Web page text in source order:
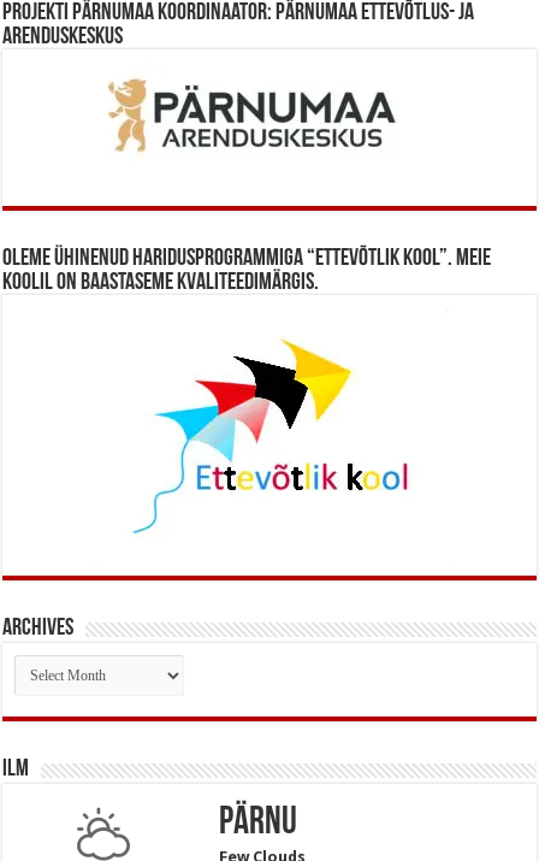
Projekti Pärnumaa koordinaator: Pärnumaa Ettevõtlus- ja
Arenduskeskus
Oleme ühinenud haridusprogrammiga “Ettevõtlik Kool”. Meie
koolil on baastaseme kvaliteedimärgis.
Archives
Archives
Ilm
Pärnu
Few Clouds